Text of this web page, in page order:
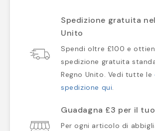
Spedizione gratuita
Unito
Spendi oltre £100 e
spedizione gratuita
Regno Unito. Vedi tutte le
spedizione qui.
Guadagna £3 per il
Per ogni articolo di